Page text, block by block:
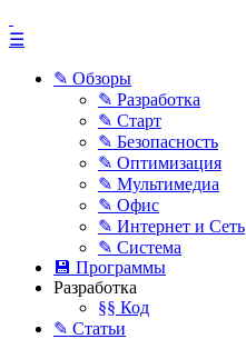
☰
✎ Обзоры
✎ Разработка
✎ Старт
✎ Безопасность
✎ Оптимизация
✎ Мультимедиа
✎ Офис
✎ Интернет и Сеть
✎ Система
💾 Программы
Разработка
§§ Код
✎ Статьи